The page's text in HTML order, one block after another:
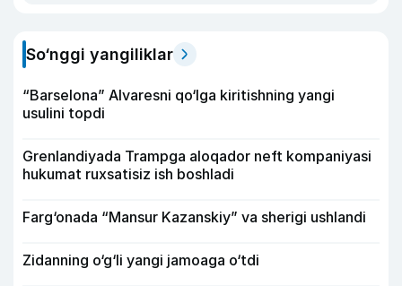
So‘nggi yangiliklar
“Barselona” Alvaresni qo‘lga kiritishning yangi
usulini topdi
Grenlandiyada Trampga aloqador neft kompaniyasi
hukumat ruxsatisiz ish boshladi
Farg‘onada “Mansur Kazanskiy” va sherigi ushlandi
Zidanning o‘g‘li yangi jamoaga o‘tdi